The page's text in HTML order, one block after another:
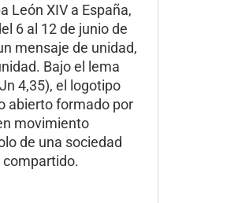
León XIV a España,
6 al 12 de junio de
mensaje de unidad,
Bajo el lema
4,35), el logotipo
abierto formado por
movimiento
de una sociedad
compartido.